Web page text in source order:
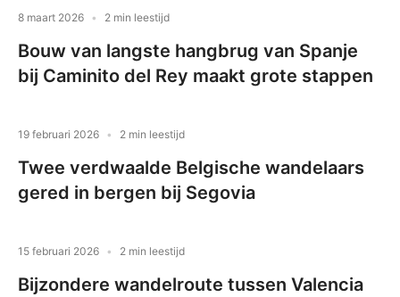
8 maart 2026 2 min leestijd
Bouw van langste hangbrug van Spanje
bij Caminito del Rey maakt grote stappen
19 februari 2026 2 min leestijd
Twee verdwaalde Belgische wandelaars
gered in bergen bij Segovia
15 februari 2026 2 min leestijd
Bijzondere wandelroute tussen Valencia